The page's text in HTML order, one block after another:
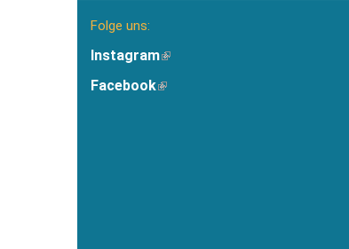
Folge uns:
Instagram(Link
extern)
Facebook(Link